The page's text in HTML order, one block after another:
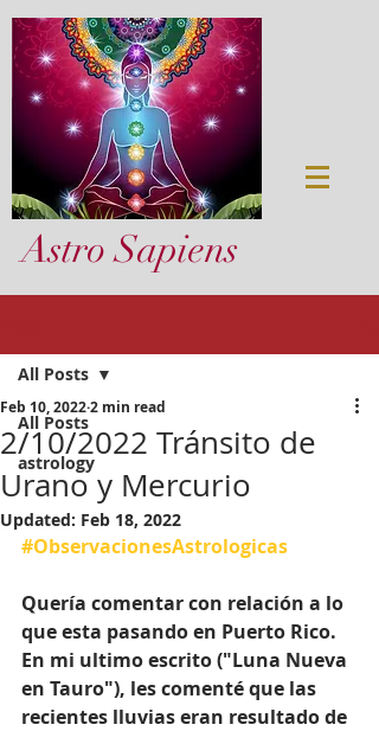
Astro Sapiens
All Posts
astrology
All Posts
2/10/2022 Tránsito de
Urano y Mercurio
Feb 10, 20222 min read
Updated: Feb 18, 2022
#ObservacionesAstrologicas
Quería comentar con relación a lo
que esta pasando en Puerto Rico.
En mi ultimo escrito ("Luna Nueva
en Tauro"), les comenté que las
recientes lluvias eran resultado de